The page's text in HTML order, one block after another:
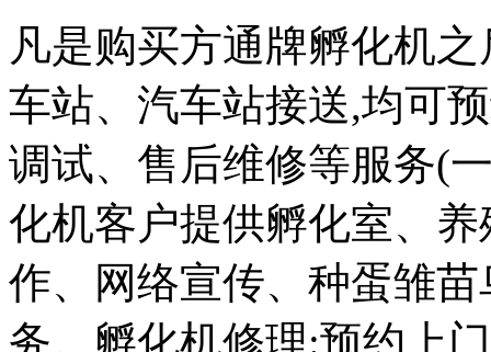
凡是购买方通牌孵化机
车站、汽车站接送,均可
调试、售后维修等服务(
化机客户提供孵化室、
作、网络宣传、种蛋雏
务。孵化机修理:预约上